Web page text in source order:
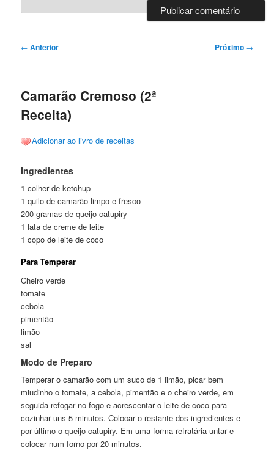
Navegação
← Anterior Próximo →
Camarão Cremoso (2ª
Receita)
Adicionar ao livro de receitas
Ingredientes
1 colher de ketchup
1 quilo de camarão limpo e fresco
200 gramas de queijo catupiry
1 lata de creme de leite
1 copo de leite de coco
Para Temperar
Cheiro verde
tomate
cebola
pimentão
limão
sal
Modo de Preparo
Temperar o camarão com um suco de 1 limão, picar bem
miudinho o tomate, a cebola, pimentão e o cheiro verde, em
seguida refogar no fogo e acrescentar o leite de coco para
cozinhar uns 5 minutos. Colocar o restante dos ingredientes e
por último o queijo catupiry. Em uma forma refratária untar e
colocar num forno por 20 minutos.